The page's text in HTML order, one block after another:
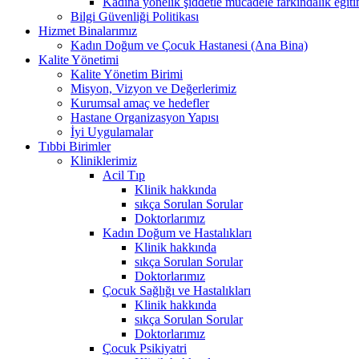
Bilgi Güvenliği Politikası
Hizmet Binalarımız
Kadın Doğum ve Çocuk Hastanesi (Ana Bina)
Kalite Yönetimi
Kalite Yönetim Birimi
Misyon, Vizyon ve Değerlerimiz
Kurumsal amaç ve hedefler
Hastane Organizasyon Yapısı
İyi Uygulamalar
Tıbbi Birimler
Kliniklerimiz
Acil Tıp
Klinik hakkında
sıkça Sorulan Sorular
Doktorlarımız
Kadın Doğum ve Hastalıkları
Klinik hakkında
sıkça Sorulan Sorular
Doktorlarımız
Çocuk Sağlığı ve Hastalıkları
Klinik hakkında
sıkça Sorulan Sorular
Doktorlarımız
Çocuk Psikiyatri